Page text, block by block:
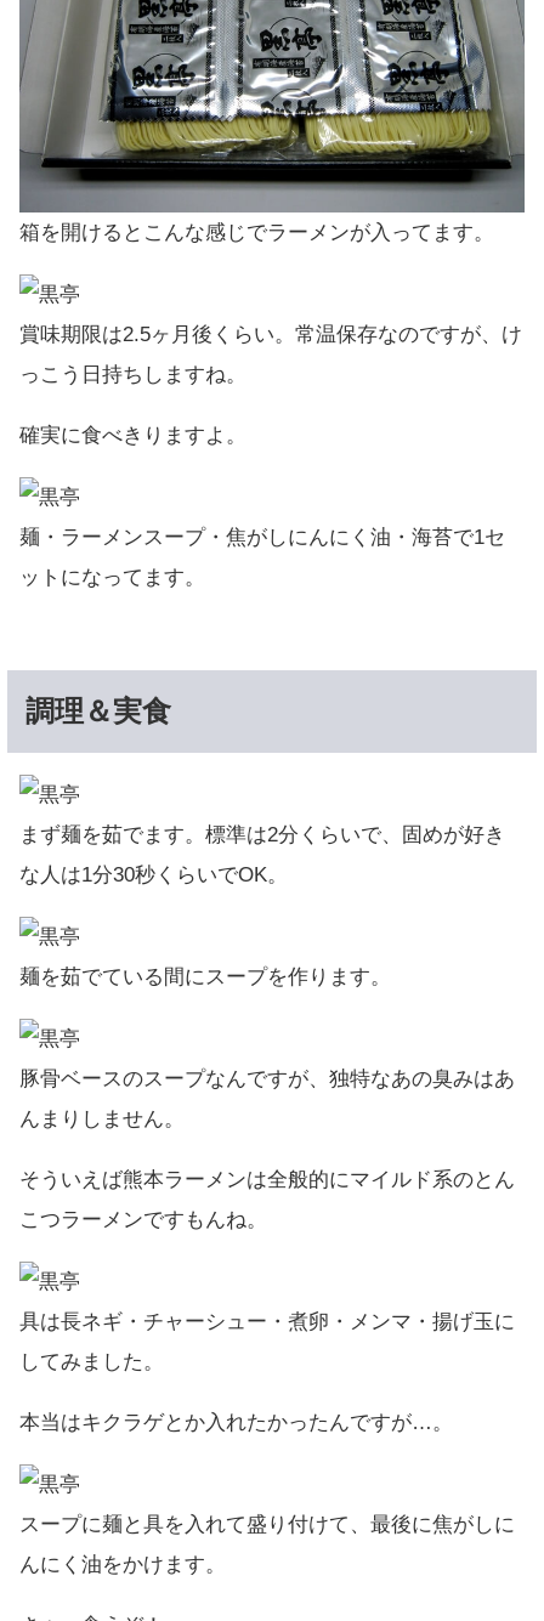
箱を開けるとこんな感じでラーメンが入ってます。
賞味期限は2.5ヶ月後くらい。常温保存なのですが、け
っこう日持ちしますね。
確実に食べきりますよ。
麺・ラーメンスープ・焦がしにんにく油・海苔で1セ
ットになってます。
調理＆実食
まず麺を茹でます。標準は2分くらいで、固めが好き
な人は1分30秒くらいでOK。
麺を茹でている間にスープを作ります。
豚骨ベースのスープなんですが、独特なあの臭みはあ
んまりしません。
そういえば熊本ラーメンは全般的にマイルド系のとん
こつラーメンですもんね。
具は長ネギ・チャーシュー・煮卵・メンマ・揚げ玉に
してみました。
本当はキクラゲとか入れたかったんですが…。
スープに麺と具を入れて盛り付けて、最後に焦がしに
んにく油をかけます。